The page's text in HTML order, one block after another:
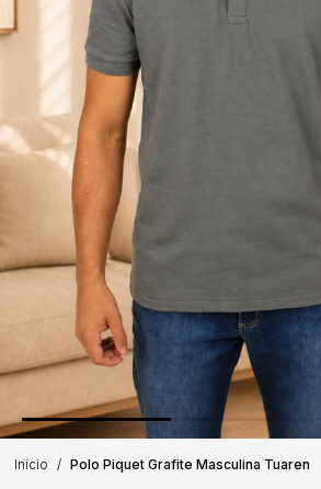
Início Polo Piquet Grafite Masculina Tuaren